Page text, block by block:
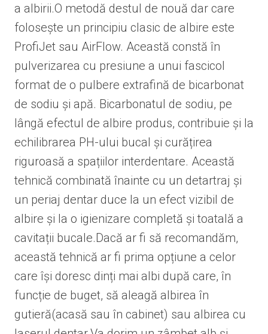
a albirii.O metodă destul de nouă dar care
folosește un principiu clasic de albire este
ProfiJet sau AirFlow. Această constă în
pulverizarea cu presiune a unui fascicol
format de o pulbere extrafină de bicarbonat
de sodiu și apă. Bicarbonatul de sodiu, pe
lângă efectul de albire produs, contribuie și la
echilibrarea PH-ului bucal și curățirea
riguroasă a spațiilor interdentare. Această
tehnică combinată înainte cu un detartraj și
un periaj dentar duce la un efect vizibil de
albire și la o igienizare completă și toatală a
cavitații bucale.Dacă ar fi să recomandăm,
această tehnică ar fi prima opțiune a celor
care își doresc dinți mai albi după care, în
funcție de buget, să aleagă albirea în
gutieră(acasă sau în cabinet) sau albirea cu